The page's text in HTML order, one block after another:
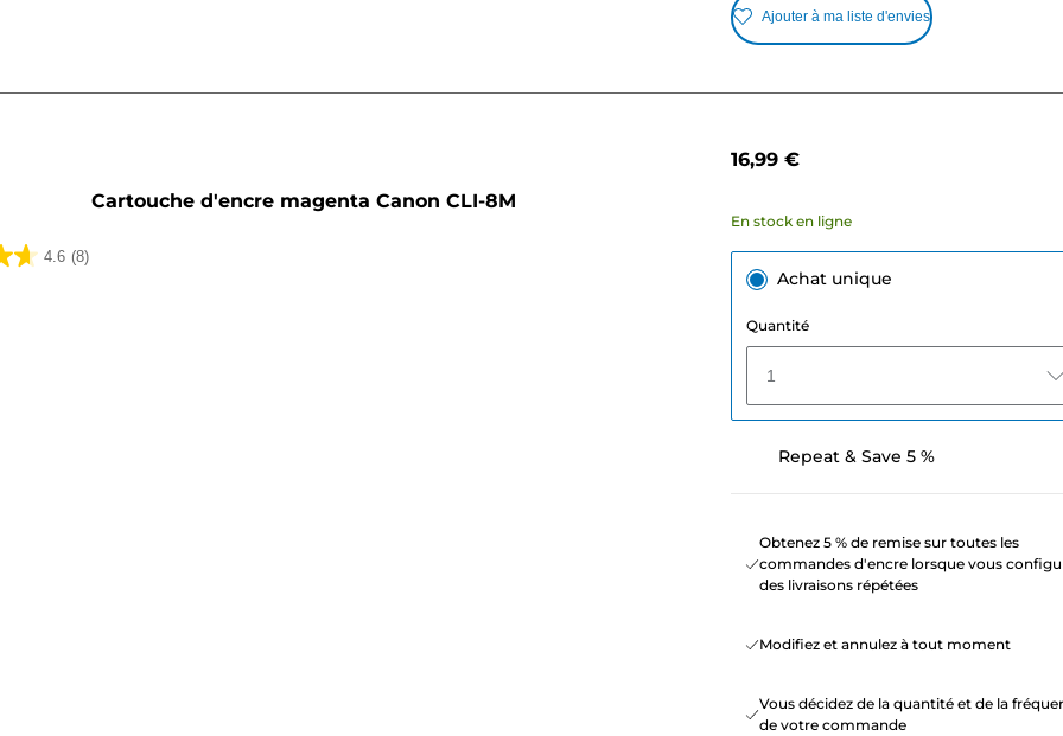
Ajouter à ma liste d'envies
Cartouche d'encre magenta Canon CLI-8M
4.6 (8)
16,99 €
En stock en ligne
Achat unique
Quantité
1
Repeat & Save 5 %
Obtenez 5 % de remise sur toutes les
commandes d'encre lorsque vous
des livraisons répétées
Modifiez et annulez à tout moment
Vous décidez de la quantité et de la
de votre commande